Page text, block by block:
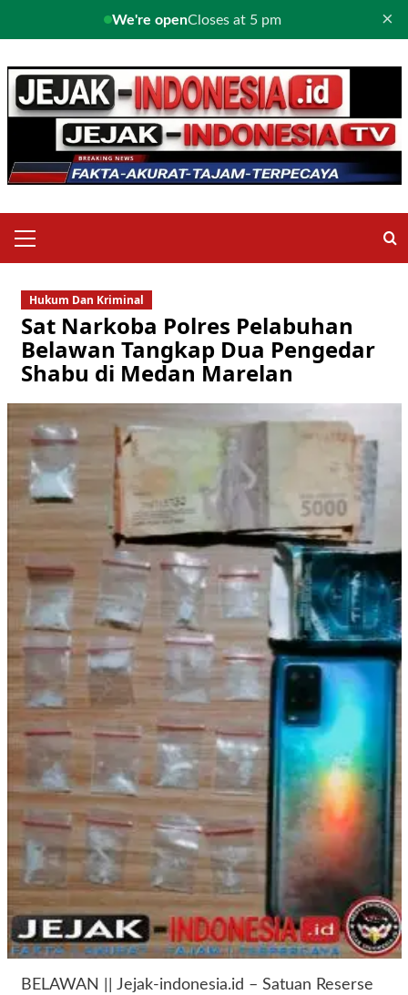
We're openCloses at 5 pm ×
to
content
Menu
Hukum Dan Kriminal
Sat Narkoba Polres Pelabuhan
Belawan Tangkap Dua Pengedar
Shabu di Medan Marelan
BELAWAN || Jejak-indonesia.id – Satuan Reserse